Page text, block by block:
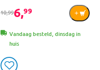
10,996,99
Vandaag besteld, dinsdag in
huis